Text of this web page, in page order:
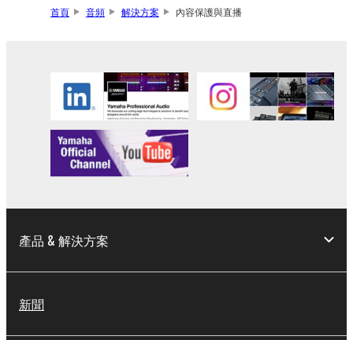
首頁 音頻 解決方案 內容保護與直播
產品 & 解決方案
新聞